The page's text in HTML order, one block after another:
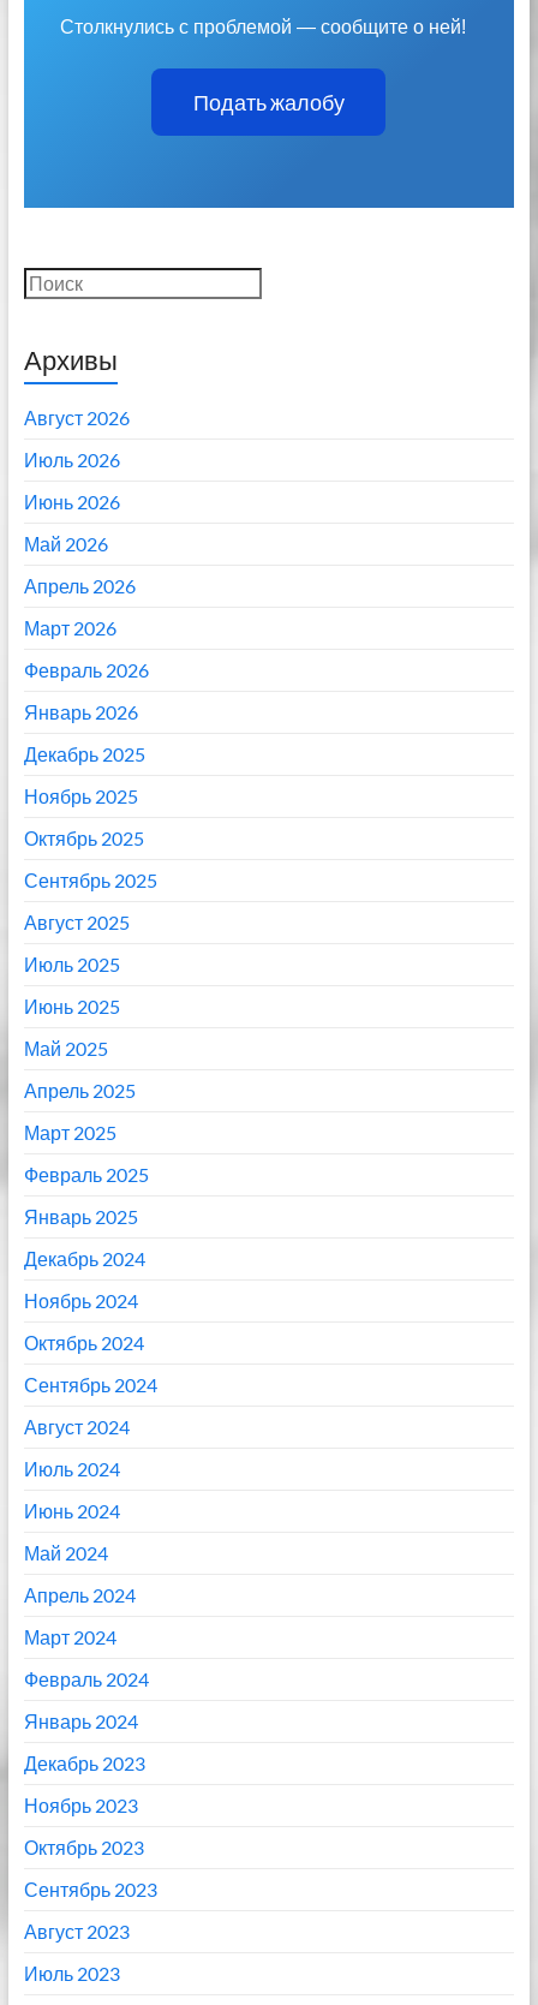
Столкнулись с проблемой — сообщите о ней!
Подать жалобу
Поиск
Архивы
Август 2026
Июль 2026
Июнь 2026
Май 2026
Апрель 2026
Март 2026
Февраль 2026
Январь 2026
Декабрь 2025
Ноябрь 2025
Октябрь 2025
Сентябрь 2025
Август 2025
Июль 2025
Июнь 2025
Май 2025
Апрель 2025
Март 2025
Февраль 2025
Январь 2025
Декабрь 2024
Ноябрь 2024
Октябрь 2024
Сентябрь 2024
Август 2024
Июль 2024
Июнь 2024
Май 2024
Апрель 2024
Март 2024
Февраль 2024
Январь 2024
Декабрь 2023
Ноябрь 2023
Октябрь 2023
Сентябрь 2023
Август 2023
Июль 2023